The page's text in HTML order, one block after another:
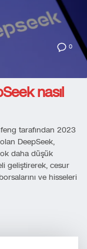
0
nasıl
tarafından 2023
DeepSeek,
daha düşük
geliştirerek, cesur
ve hisseleri